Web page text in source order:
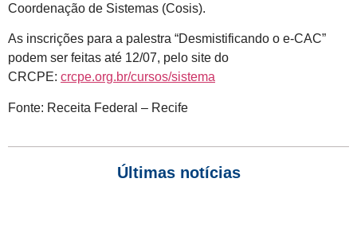
Coordenação de Sistemas (Cosis).
As inscrições para a palestra “Desmistificando o e-CAC”
podem ser feitas até 12/07, pelo site do
CRCPE: crcpe.org.br/cursos/sistema
Fonte: Receita Federal – Recife
Últimas notícias